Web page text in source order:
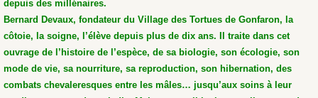
depuis des millénaires.
Bernard Devaux, fondateur du Village des Tortues de Gonfaron, la
côtoie, la soigne, l’élève depuis plus de dix ans. Il traite dans cet
ouvrage de l’histoire de l’espèce, de sa biologie, son écologie, son
mode de vie, sa nourriture, sa reproduction, son hibernation, des
combats chevaleresques entre les mâles… jusqu’aux soins à leur